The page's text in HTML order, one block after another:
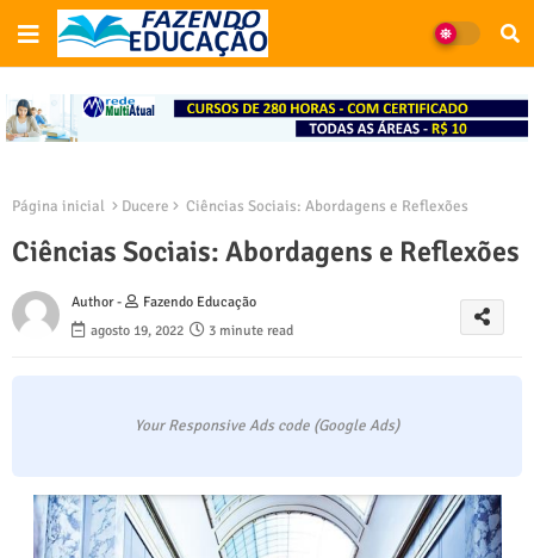
Página inicial Ducere Ciências Sociais: Abordagens e Reflexões
Ciências Sociais: Abordagens e Reflexões
Author -
Fazendo Educação
agosto 19, 2022
3 minute read
Your Responsive Ads code (Google Ads)